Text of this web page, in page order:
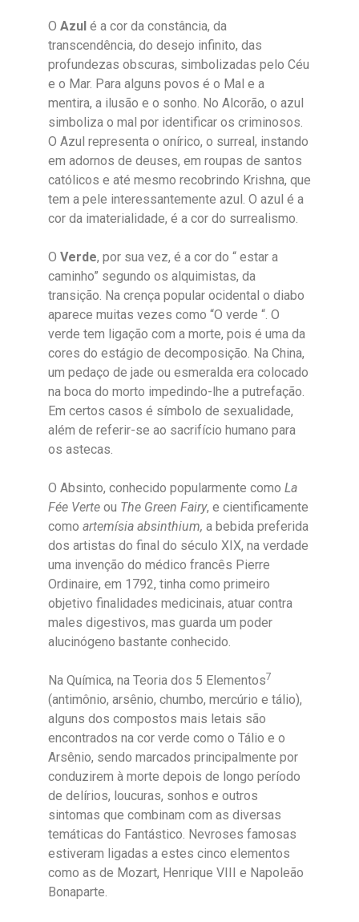
O Azul é a cor da constância, da
transcendência, do desejo infinito, das
profundezas obscuras, simbolizadas pelo Céu
e o Mar. Para alguns povos é o Mal e a
mentira, a ilusão e o sonho. No Alcorão, o azul
simboliza o mal por identificar os criminosos.
O Azul representa o onírico, o surreal, instando
em adornos de deuses, em roupas de santos
católicos e até mesmo recobrindo Krishna, que
tem a pele interessantemente azul. O azul é a
cor da imaterialidade, é a cor do surrealismo.
O Verde, por sua vez, é a cor do “ estar a
caminho” segundo os alquimistas, da
transição. Na crença popular ocidental o diabo
aparece muitas vezes como “O verde “. O
verde tem ligação com a morte, pois é uma da
cores do estágio de decomposição. Na China,
um pedaço de jade ou esmeralda era colocado
na boca do morto impedindo-lhe a putrefação.
Em certos casos é símbolo de sexualidade,
além de referir-se ao sacrifício humano para
os astecas.
O Absinto, conhecido popularmente como La
Fée Verte ou The Green Fairy, e cientificamente
como artemísia absinthium, a bebida preferida
dos artistas do final do século XIX, na verdade
uma invenção do médico francês Pierre
Ordinaire, em 1792, tinha como primeiro
objetivo finalidades medicinais, atuar contra
males digestivos, mas guarda um poder
alucinógeno bastante conhecido.
Na Química, na Teoria dos 5 Elementos7
(antimônio, arsênio, chumbo, mercúrio e tálio),
alguns dos compostos mais letais são
encontrados na cor verde como o Tálio e o
Arsênio, sendo marcados principalmente por
conduzirem à morte depois de longo período
de delírios, loucuras, sonhos e outros
sintomas que combinam com as diversas
temáticas do Fantástico. Nevroses famosas
estiveram ligadas a estes cinco elementos
como as de Mozart, Henrique VIII e Napoleão
Bonaparte.